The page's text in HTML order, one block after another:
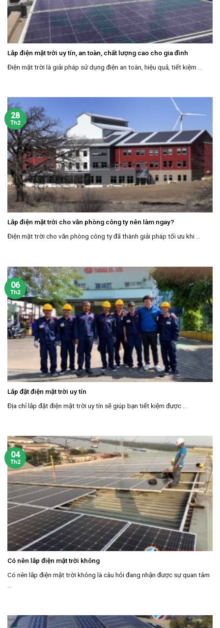
Lắp điện mặt trời uy tín, an toàn, chất lượng cao cho gia đình
Điện mặt trời là giải pháp sử dụng điện an toàn, hiệu quả, tiết kiệm ...
Lắp điện mặt trời cho văn phòng công ty nên làm ngay?
Điện mặt trời cho văn phòng công ty đã thành giải pháp tối ưu khi ...
28
Th2
Lắp đặt điện mặt trời uy tín
Địa chỉ lắp đặt điện mặt trời uy tín sẽ giúp bạn tiết kiệm được ...
06
Th2
Có nên lắp điện mặt trời không
Có nên lắp điện mặt trời không là câu hỏi đang nhận được sự quan tâm
04
Th2